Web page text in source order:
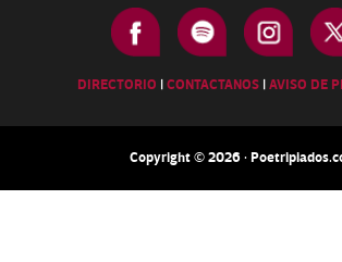
DIRECTORIO |CONTACTANOS |AVISO DE
Copyright © 2026 ·